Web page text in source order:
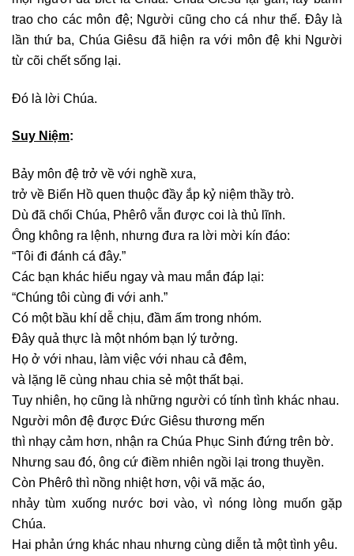
trao cho các môn đệ; Người cũng cho cá như thế. Ðây là
lần thứ ba, Chúa Giêsu đã hiện ra với môn đệ khi Người
từ cõi chết sống lại.
Ðó là lời Chúa.
Suy Niệm:
Bảy môn đệ trở về với nghề xưa,
trở về Biển Hồ quen thuộc đầy ắp kỷ niệm thầy trò.
Dù đã chối Chúa, Phêrô vẫn được coi là thủ lĩnh.
Ông không ra lệnh, nhưng đưa ra lời mời kín đáo:
“Tôi đi đánh cá đây.”
Các bạn khác hiểu ngay và mau mắn đáp lại:
“Chúng tôi cùng đi với anh.”
Có một bầu khí dễ chịu, đầm ấm trong nhóm.
Ðây quả thực là một nhóm bạn lý tưởng.
Họ ở với nhau, làm việc với nhau cả đêm,
và lặng lẽ cùng nhau chia sẻ một thất bại.
Tuy nhiên, họ cũng là những người có tính tình khác nhau.
Người môn đệ được Ðức Giêsu thương mến
thì nhạy cảm hơn, nhận ra Chúa Phục Sinh đứng trên bờ.
Nhưng sau đó, ông cứ điềm nhiên ngồi lại trong thuyền.
Còn Phêrô thì nồng nhiệt hơn, vội vã mặc áo,
nhảy tùm xuống nước bơi vào, vì nóng lòng muốn gặp
Chúa.
Hai phản ứng khác nhau nhưng cùng diễn tả một tình yêu.